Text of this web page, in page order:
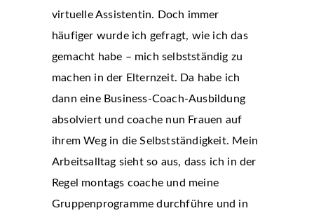
virtuelle Assistentin. Doch immer
häufiger wurde ich gefragt, wie ich das
gemacht habe – mich selbstständig zu
machen in der Elternzeit. Da habe ich
dann eine Business-Coach-Ausbildung
absolviert und coache nun Frauen auf
ihrem Weg in die Selbstständigkeit. Mein
Arbeitsalltag sieht so aus, dass ich in der
Regel montags coache und meine
Gruppenprogramme durchführe und in